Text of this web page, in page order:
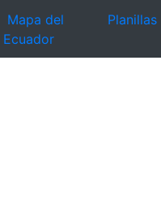
Mapa del
Ecuador
Planillas